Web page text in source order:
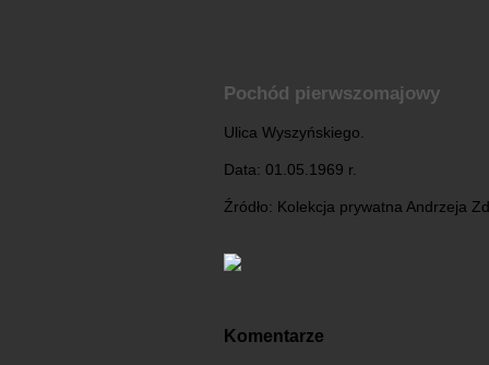
Pochód pierwszomajowy
Ulica Wyszyńskiego.
Data: 01.05.1969 r.
Źródło: Kolekcja prywatna Andrzeja
Komentarze